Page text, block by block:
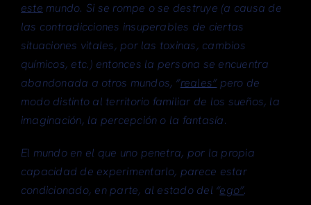
este mundo. Si se rompe o se destruye (a causa de
las contradicciones insuperables de ciertas
situaciones vitales, por las toxinas, cambios
químicos, etc.) entonces la persona se encuentra
abandonada a otros mundos, “reales”pero de
modo distinto al territorio familiar de los sueños, la
imaginación, la percepción o la fantasía.
El mundo en el que uno penetra, por la propia
capacidad de experimentarlo, parece estar
condicionado, en parte, al estado del “ego”.